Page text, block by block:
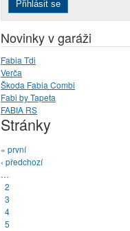
Novinky v garáži
Fabia Tdi
Verča
Škoda Fabia Combi
Fabi by Tapeta
FABIA RS
Stránky
« první
‹ předchozí
…
2
3
4
5